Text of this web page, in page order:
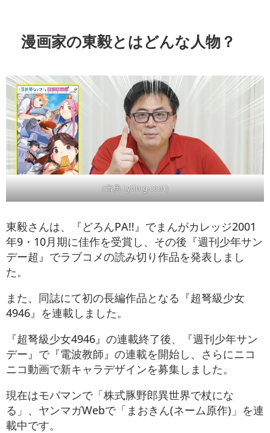
漫画家の東毅とはどんな人物？
（出典 i.ytimg.com）
東毅さんは、『どろんPA!!』でまんがカレッジ2001
年9・10月期に佳作を受賞し、その後『週刊少年サン
デー超』でラブコメの読み切り作品を発表しまし
た。
また、同誌にて初の長編作品となる『超弩級少女
4946』を連載しました。
『超弩級少女4946』の連載終了後、『週刊少年サン
デー』で『電波教師』の連載を開始し、さらにニコ
ニコ動画で新キャラデザインを募集しました。
現在はモバマンで「株式豚野郎異世界で杖にな
る」、ヤンマガWebで「まおきん(ネーム原作)」を連
載中です。